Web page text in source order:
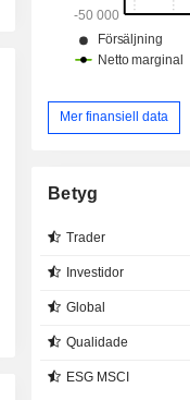
Mer finansiell data
Betyg
Trader
Investidor
Global
Qualidade
ESG MSCI